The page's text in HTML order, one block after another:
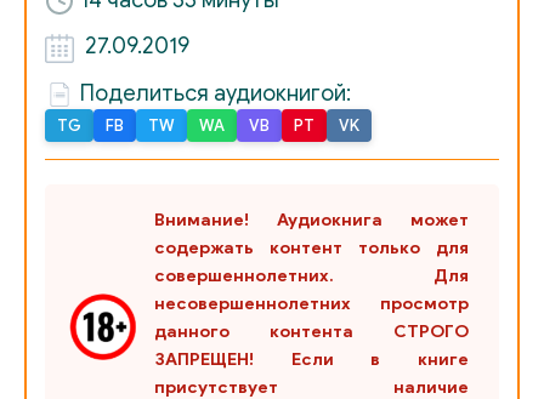
26
28
33
27.09.2019
Поделиться аудиокнигой:
TG FB TW WA VB PT VK
Внимание! Аудиокнига может
содержать контент только для
совершеннолетних. Для
несовершеннолетних просмотр
данного контента СТРОГО
ЗАПРЕЩЕН! Если в книге
присутствует наличие